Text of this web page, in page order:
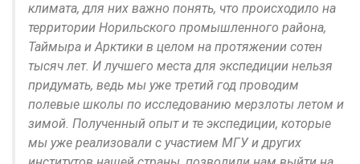
климата, для них важно понять, что происходило на
территории Норильского промышленного района,
Таймыра и Арктики в целом на протяжении сотен
тысяч лет. И лучшего места для экспедиции нельзя
придумать, ведь мы уже третий год проводим
полевые школы по исследованию мерзлоты летом и
зимой. Полученный опыт и те экспедиции, которые
мы уже реализовали с участием МГУ и других